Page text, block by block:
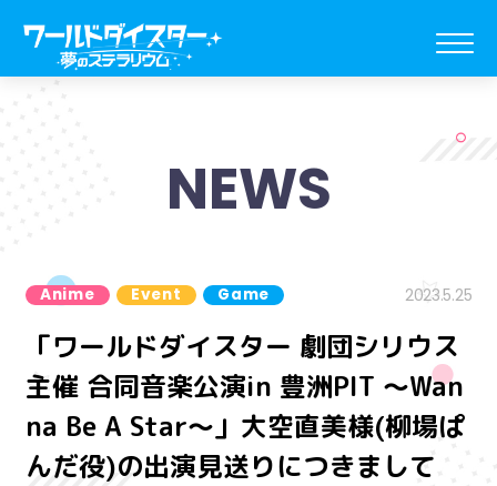
NEWS
Anime Event Game 2023.5.25
「ワールドダイスター 劇団シリウス
主催 合同音楽公演in 豊洲PIT ～Wan
na Be A Star～」大空直美様(柳場ぱ
んだ役)の出演見送りにつきまして